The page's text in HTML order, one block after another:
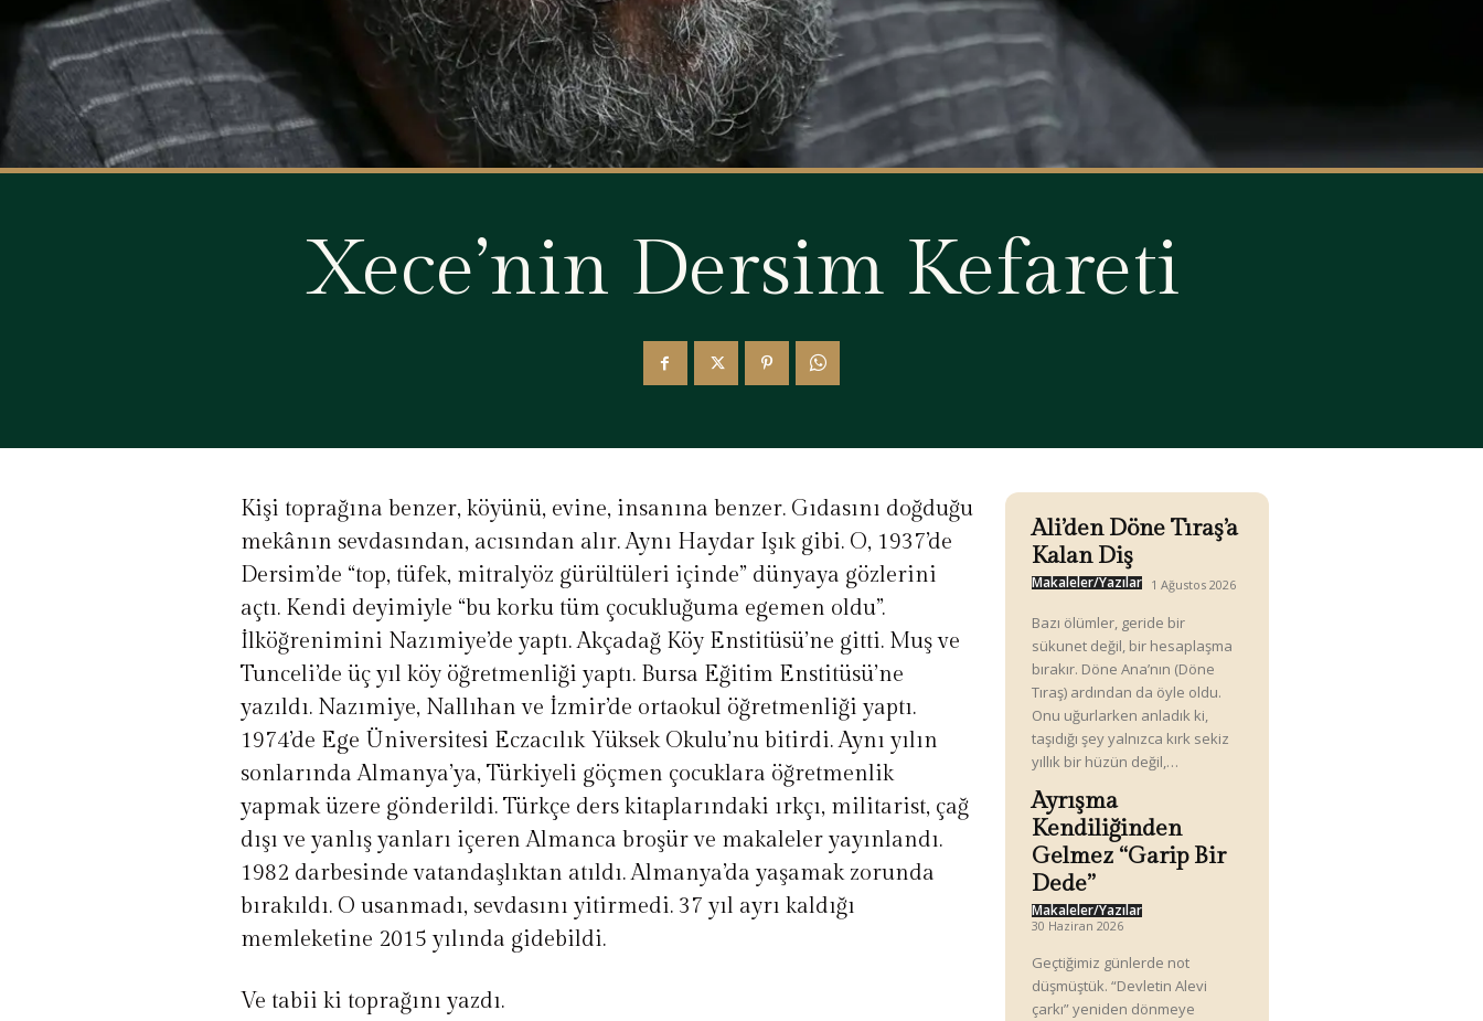
Xece’nin Dersim Kefareti
Kişi toprağına benzer, köyünü, evine, insanına benzer. Gıdasını doğduğu
mekânın sevdasından, acısından alır. Aynı Haydar Işık gibi. O, 1937’de
Dersim’de “top, tüfek, mitralyöz gürültüleri içinde” dünyaya gözlerini
açtı. Kendi deyimiyle “bu korku tüm çocukluğuma egemen oldu”.
İlköğrenimini Nazımiye’de yaptı. Akçadağ Köy Enstitüsü’ne gitti. Muş ve
Tunceli’de üç yıl köy öğretmenliği yaptı. Bursa Eğitim Enstitüsü’ne
yazıldı. Nazımiye, Nallıhan ve İzmir’de ortaokul öğretmenliği yaptı.
1974’de Ege Üniversitesi Eczacılık Yüksek Okulu’nu bitirdi. Aynı yılın
sonlarında Almanya’ya, Türkiyeli göçmen çocuklara öğretmenlik
yapmak üzere gönderildi. Türkçe ders kitaplarındaki ırkçı, militarist, çağ
dışı ve yanlış yanları içeren Almanca broşür ve makaleler yayınlandı.
1982 darbesinde vatandaşlıktan atıldı. Almanya’da yaşamak zorunda
bırakıldı. O usanmadı, sevdasını yitirmedi. 37 yıl ayrı kaldığı
memleketine 2015 yılında gidebildi.
Ve tabii ki toprağını yazdı.
Ali’den Döne Tıraş’a
Kalan Diş
Makaleler/Yazılar 1 Ağustos 2026
Bazı ölümler, geride bir
sükunet değil, bir hesaplaşma
bırakır. Döne Ana’nın (Döne
Tıraş) ardından da öyle oldu.
Onu uğurlarken anladık ki,
taşıdığı şey yalnızca kırk sekiz
yıllık bir hüzün değil,…
Ayrışma
Kendiliğinden
Gelmez “Garip Bir
Dede”
Makaleler/Yazılar
30 Haziran 2026
Geçtiğimiz günlerde not
düşmüştük. “Devletin Alevi
çarkı” yeniden dönmeye